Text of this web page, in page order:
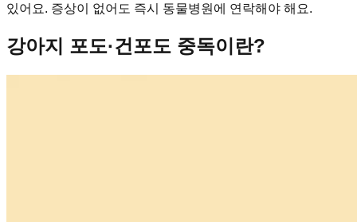
있어요. 증상이 없어도 즉시 동물병원에 연락해야 해요.
강아지 포도·건포도 중독이란?